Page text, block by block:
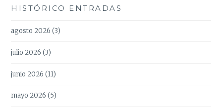
HISTÓRICO ENTRADAS
agosto 2026 (3)
julio 2026 (3)
junio 2026 (11)
mayo 2026 (5)